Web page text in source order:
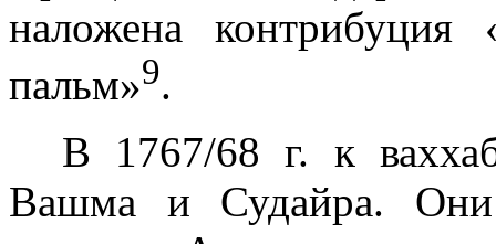
наложена
пальм»9.
В 1767/68 г. к
Вашма и Судайра. Они